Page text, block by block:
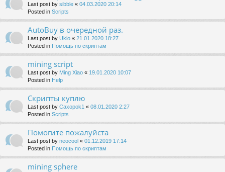
Last post by sibble « 04.03.2020 20:14
Posted in Scripts
AutoBuy в очередной раз.
Last post by Ukio « 21.01.2020 18:27
Posted in Помощь по скриптам
mining script
Last post by Ming Xiao « 19.01.2020 10:07
Posted in Help
Скрипты куплю
Last post by Caxopok1 « 08.01.2020 2:27
Posted in Scripts
Помогите пожалуйста
Last post by neocool « 01.12.2019 17:14
Posted in Помощь по скриптам
mining sphere